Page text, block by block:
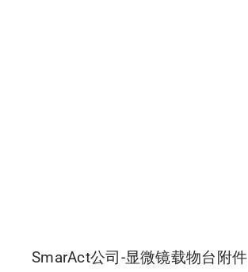
SmarAct公司-显微镜载物台附件